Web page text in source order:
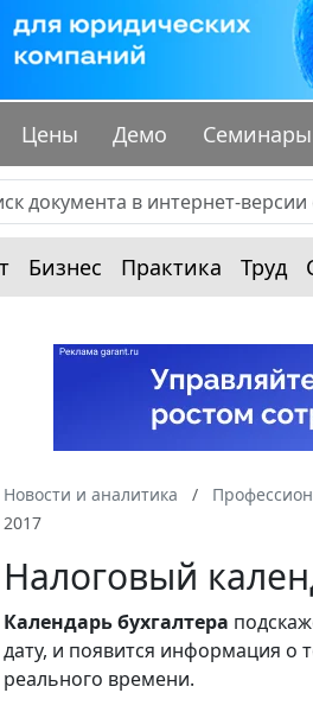
Цены Демо Семинары
Бизнес Практика Труд
Новости и аналитика
2017
Налоговый
Календарьбухгалтера
дату, и появится информация о
реального времени.